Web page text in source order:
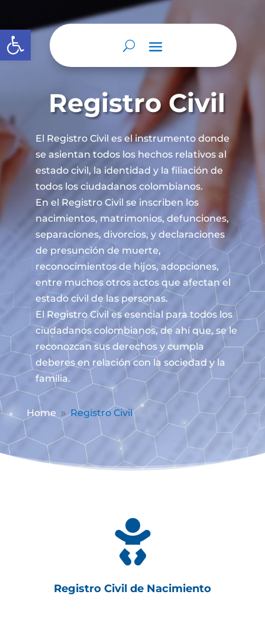
Abrir barra de herramientas
Registro Civil
El Registro Civil es el instrumento donde
se asientan todos los hechos relativos al
estado civil, la identidad y la filiación de
todos los ciudadanos colombianos.
En el Registro Civil se inscriben los
nacimientos, matrimonios, defunciones,
separaciones, divorcios, y declaraciones
de presunción de muerte,
reconocimientos de hijos, adopciones,
entre muchos otros actos que afectan el
estado civil de las personas.
El Registro Civil es esencial para todos los
ciudadanos colombianos, de ahí que, se le
reconozcan sus derechos y cumpla
deberes en relación con la sociedad y la
familia.
Home 9 Registro Civil

Registro Civil de Nacimiento